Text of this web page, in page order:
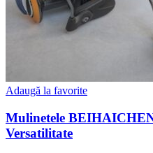
Adaugă la favorite
Mulinetele
Versatilitate